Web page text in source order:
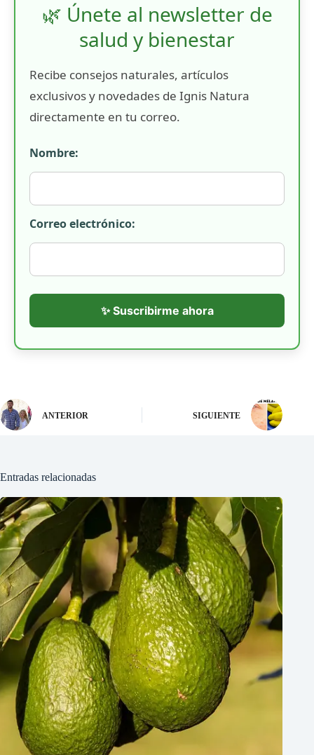
🌿 Únete al newsletter de
salud y bienestar
Recibe consejos naturales, artículos
exclusivos y novedades de Ignis Natura
directamente en tu correo.
Nombre:
Correo electrónico:
✨ Suscribirme ahora
ANTERIOR SIGUIENTE
Entradas relacionadas